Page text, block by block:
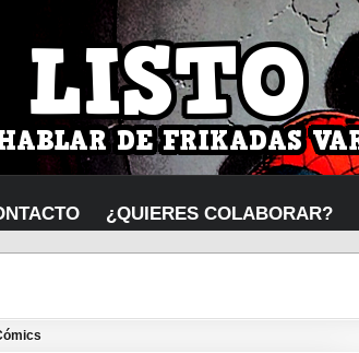
¿QUIERES COLABORAR?